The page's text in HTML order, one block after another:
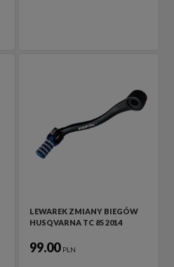
LEWAREK ZMIANY BIEGÓW
HUSQVARNA TC 85 2014
99.00 PLN